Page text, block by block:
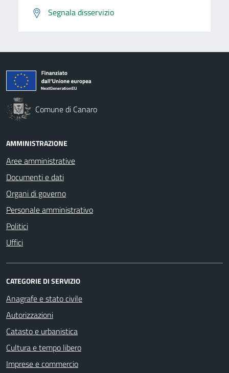
Segnala disservizio
Comune di Canaro
AMMINISTRAZIONE
Aree amministrative
Documenti e dati
Organi di governo
Personale amministrativo
Politici
Uffici
CATEGORIE DI SERVIZIO
Anagrafe e stato civile
Autorizzazioni
Catasto e urbanistica
Cultura e tempo libero
Imprese e commercio